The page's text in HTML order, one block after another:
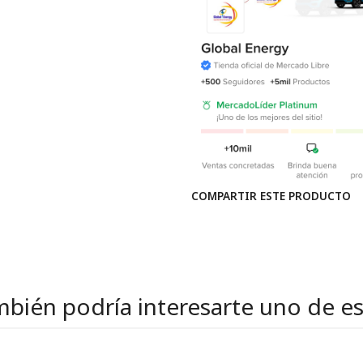
COMPARTIR ESTE PRODUCTO
podría interesarte uno de